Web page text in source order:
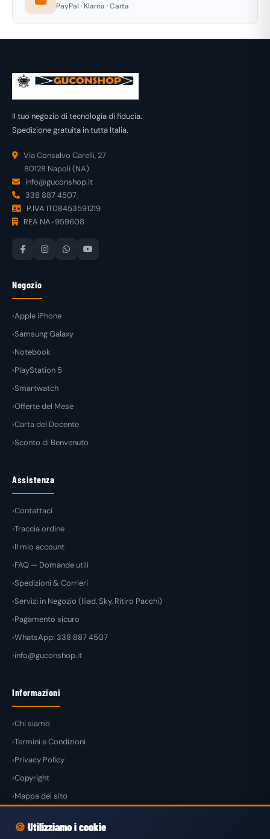
PayPal · Klarna · Carta
Il tuo negozio di tecnologia di fiducia.
Spedizione gratuita in tutta Italia.
Via Consalvo Carelli, 27
80128 Napoli (NA)
info@guconshop.it
338 887 4507
P.IVA IT08453591219
REA NA-959608
Negozio
Apple iPhone
Samsung Galaxy
Notebook
PlayStation 5
Smartwatch
Offerte del Mese
Carta del Docente
Sconto di Benvenuto
Assistenza
Contattaci
Traccia ordine
Il mio account
FAQ — Domande utili
Spedizioni & Corrieri
Servizi in Negozio (Iliad, Sky, Ritiro Pacchi)
Pagamento sicuro
WhatsApp: 338 887 4507
info@guconshop.it
Informazioni
Chi siamo
Termini e Condizioni
Privacy Policy
Copyright
Mappa del sito
🍪 Utilizziamo i cookie